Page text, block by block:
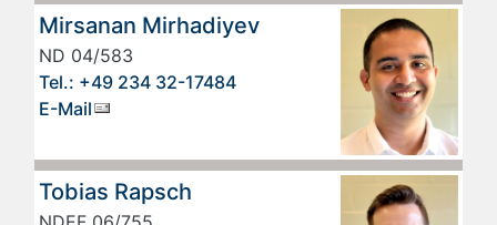
Mirsanan Mirhadiyev
ND 04/583
Tel.: +49 234 32-17484
E-Mail
Tobias Rapsch